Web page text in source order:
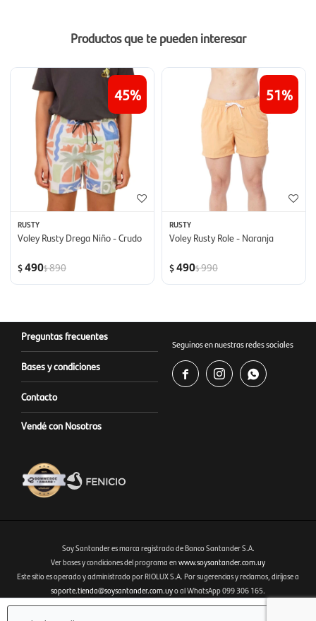
Productos que te pueden interesar
45
RUSTY
Voley Rusty Drega Niño - Crudo
$490$890
51
RUSTY
Voley Rusty Role - Naranja
$490$990
Preguntas frecuentes
Bases y condiciones
Contacto
Vendé con Nosotros
Seguinos en nuestras redes sociales
  
Fenicio eCommerce Uruguay
Soy Santander es marca registrada de Banco Santander S.A.
Ver bases y condiciones del programa en www.soysantander.com.uy
Este sitio es operado y administrado por RIOLUX S.A. Por sugerencias y reclamos, diríjase a
soporte.tienda@soysantander.com.uyo al WhatsApp 099 306 165.
Infórmese sobre la Garantía de Depósitos, en su institución de intermediación financiera, en el
sitio web
www.copab.org.uy